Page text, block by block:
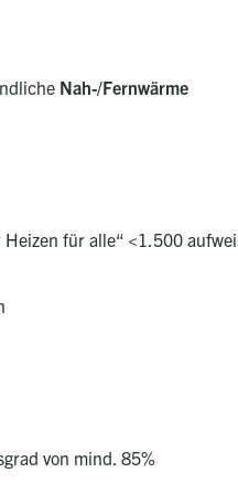
Nah-/Fernwärme
für alle“ <1.500
von mind. 85%